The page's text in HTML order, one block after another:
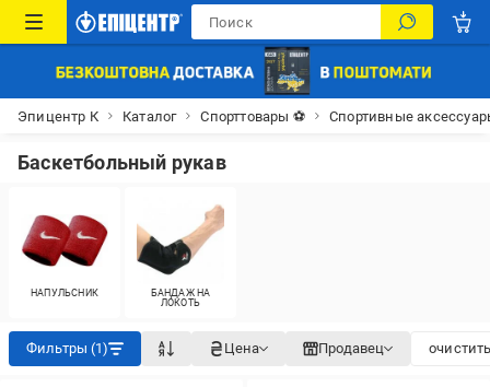
Эпицентр К Каталог Спорттовары ⚽ Спортивные
Баскетбольный рукав
НАПУЛЬСНИК
БАНДАЖ НА
ЛОКОТЬ
Фильтры (1) Цена Продавец